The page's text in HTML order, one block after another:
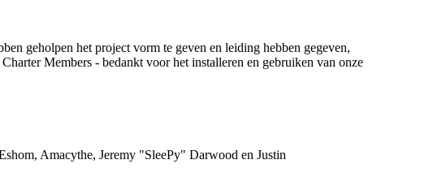
geholpen het project vorm te geven en leiding hebben gegeven,
Members - bedankt voor het installeren en gebruiken van onze
Amacythe, Jeremy "SleePy" Darwood en Justin